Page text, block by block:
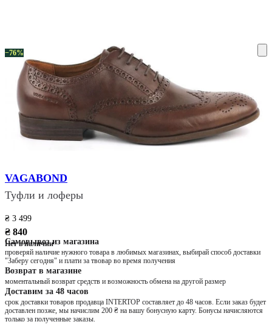
−76%
VAGABOND
Туфли и лоферы
₴ 3 499
₴ 840
Нет в наличии
Самовывоз из магазина
проверяй наличие нужного товара в любимых магазинах, выбирай способ доставки
"Заберу сегодня" и плати за твовар во время получения
Возврат в магазине
моментальный возврат средств и возможность обмена на другой размер
Доставим за 48 часов
срок доставки товаров продавца INTERTOP составляет до 48 часов. Если заказ будет
доставлен позже, мы начислим 200 ₴ на вашу бонусную карту. Бонусы начисляются
только за полученные заказы.